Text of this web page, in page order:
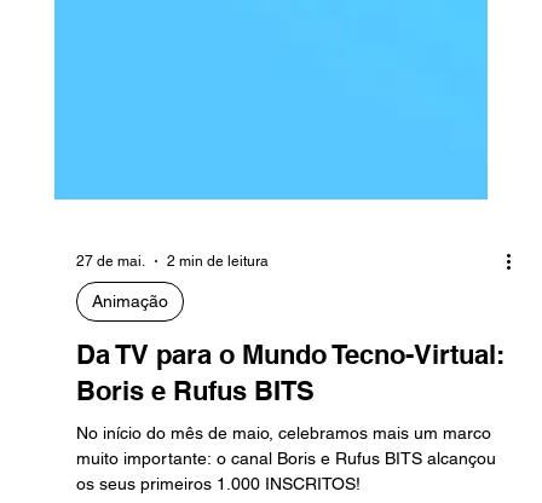
27 de mai. 2 min de leitura
Da TV para o Mundo Tecno-Virtual:
Boris e Rufus BITS
No início do mês de maio, celebramos mais um marco
muito importante: o canal Boris e Rufus BITS alcançou